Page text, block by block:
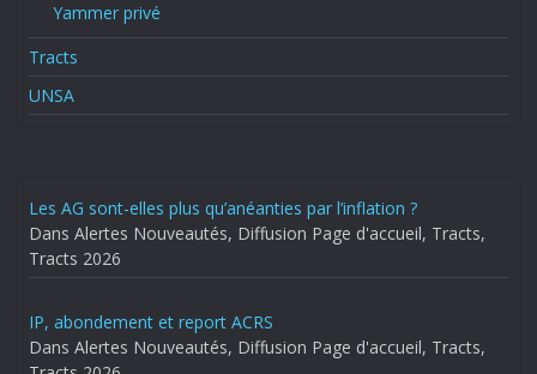
Yammer privé
Tracts
UNSA
Les AG sont-elles plus qu’anéanties par l’inflation ?
Dans Alertes Nouveautés, Diffusion Page d'accueil, Tracts,
Tracts 2026
IP, abondement et report ACRS
Dans Alertes Nouveautés, Diffusion Page d'accueil, Tracts,